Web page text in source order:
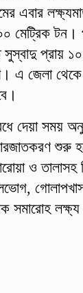
এবার
মেট্রিক টন।
সুস্বাদু প্রায়
এ জেলা
দেয়া সময়
শুরু
ও
সমারোহ লক্ষ্য